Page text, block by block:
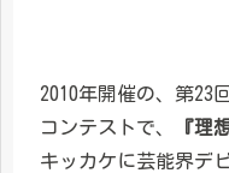
2010年開催の、第23
コンテストで、
『理
キッカケに芸能界デ